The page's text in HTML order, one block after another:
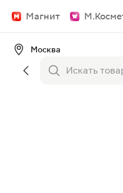
Магнит
Москва